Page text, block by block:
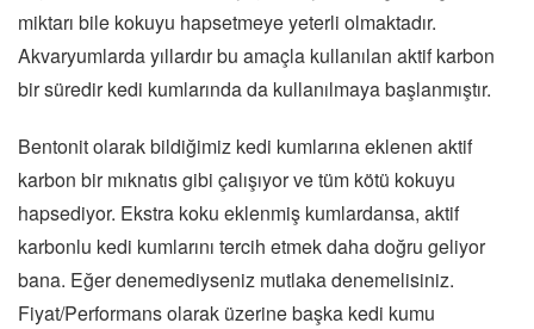
miktarı bile kokuyu hapsetmeye yeterli olmaktadır.
Akvaryumlarda yıllardır bu amaçla kullanılan aktif karbon
bir süredir kedi kumlarında da kullanılmaya başlanmıştır.
Bentonit olarak bildiğimiz kedi kumlarına eklenen aktif
karbon bir mıknatıs gibi çalışıyor ve tüm kötü kokuyu
hapsediyor. Ekstra koku eklenmiş kumlardansa, aktif
karbonlu kedi kumlarını tercih etmek daha doğru geliyor
bana. Eğer denemediyseniz mutlaka denemelisiniz.
Fiyat/Performans olarak üzerine başka kedi kumu